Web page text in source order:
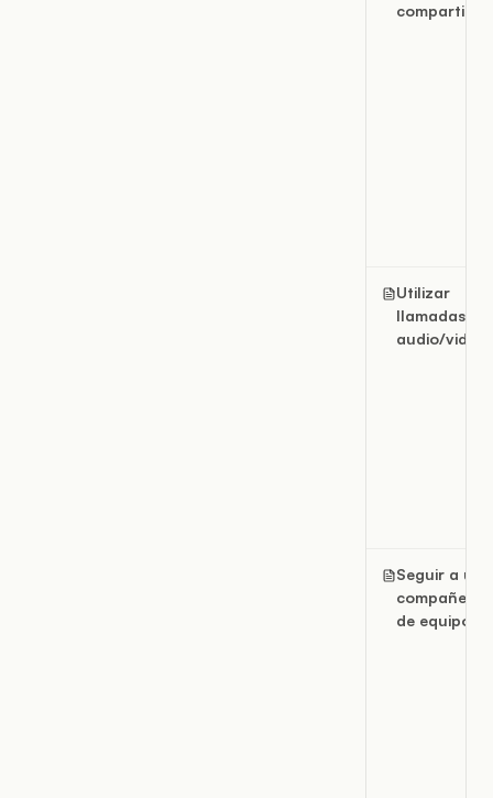
compartido
Utilizar
llamadas de
audio/video
Seguir a un
compañero
de equipo